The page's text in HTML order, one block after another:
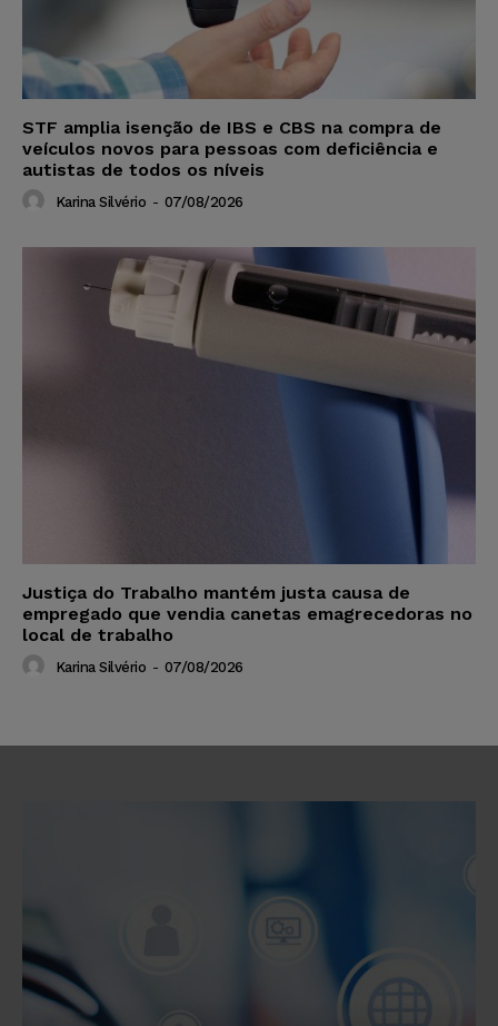
STF amplia isenção de IBS e CBS na compra de
veículos novos para pessoas com deficiência e
autistas de todos os níveis
Karina Silvério - 07/08/2026
Justiça do Trabalho mantém justa causa de
empregado que vendia canetas emagrecedoras no
local de trabalho
Karina Silvério - 07/08/2026